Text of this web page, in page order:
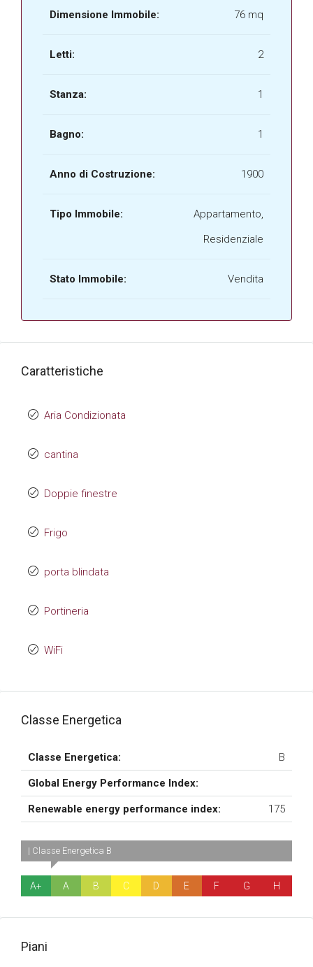
Dimensione Immobile: 76 mq
Letti: 2
Stanza: 1
Bagno: 1
Anno di Costruzione: 1900
Tipo Immobile:
Appartamento,
Residenziale
Stato Immobile: Vendita
Caratteristiche
Aria Condizionata
cantina
Doppie finestre
Frigo
porta blindata
Portineria
WiFi
Classe Energetica
Classe Energetica: B
Global Energy Performance Index:
Renewable energy performance index: 175
A+ A
| Classe Energetica B
B C D E F G H
Piani